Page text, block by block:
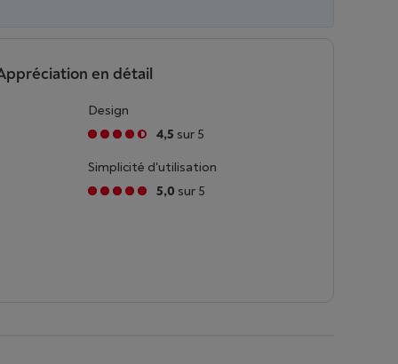
en détail
Design
4,5 sur 5
Simplicité d'utilisation
5,0 sur 5